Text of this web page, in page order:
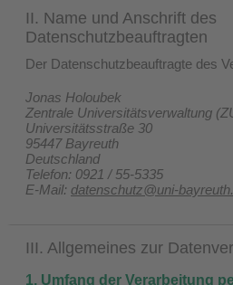
II. Name und Anschrift des
Datenschutzbeauftragten
Der Datenschutzbeauftragte des
Jonas Holoubek
Zentrale Universitätsverwaltung
Universitätsstraße 30
95447 Bayreuth
Deutschland
Telefon: 0921 / 55-5335
E-Mail: datenschutz@uni-
III. Allgemeines zur
1. Umfang der Verarbeitung